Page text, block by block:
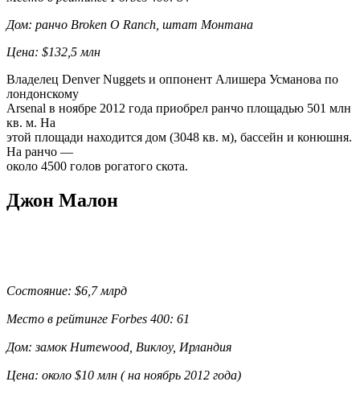
Дом: ранчо Broken O Ranch, штат Монтана
Цена: $132,5 млн
Владелец Denver Nuggets и оппонент Алишера Усманова по
лондонскому
Arsenal в ноябре 2012 года приобрел ранчо площадью 501 млн
кв. м. На
этой площади находится дом (3048 кв. м), бассейн и конюшня.
На ранчо —
около 4500 голов рогатого скота.
Джон Малон
Состояние: $6,7 млрд
Место в рейтинге Forbes 400: 61
Дом: замок Humewood, Виклоу, Ирландия
Цена: около $10 млн ( на ноябрь 2012 года)